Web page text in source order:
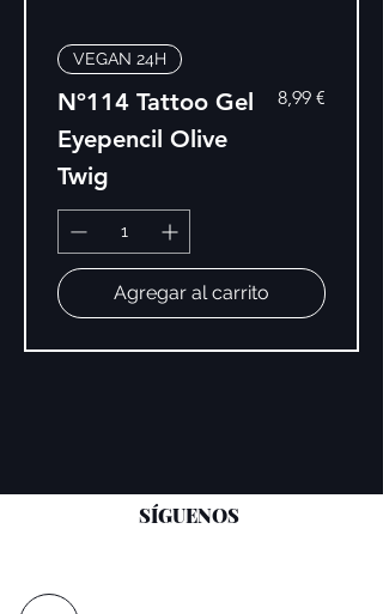
VEGAN 24H
Nº114 Tattoo Gel
Eyepencil Olive
Twig
Precio
8,99 €
Agregar al carrito
SÍGUENOS